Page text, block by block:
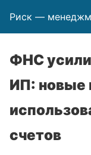
Риск —
ФНС
ИП: новые
счетов